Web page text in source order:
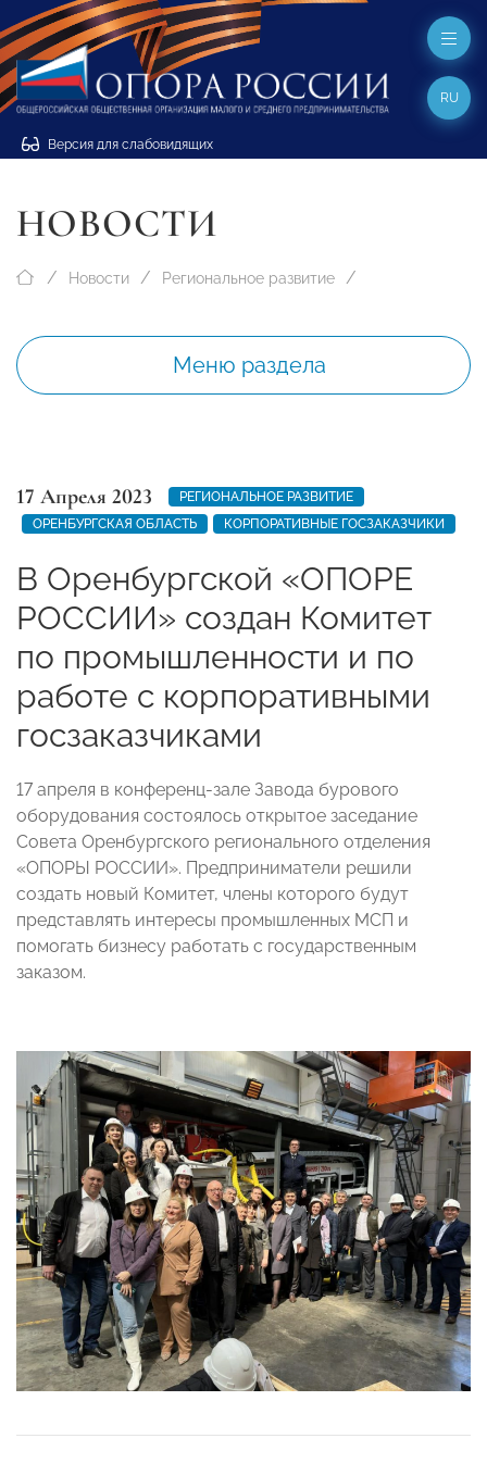
Версия для слабовидящих
RU
НОВОСТИ
Новости Региональное развитие
Меню раздела
17 Апреля 2023
РЕГИОНАЛЬНОЕ РАЗВИТИЕ
ОРЕНБУРГСКАЯ ОБЛАСТЬ
КОРПОРАТИВНЫЕ ГОСЗАКАЗЧИКИ
В Оренбургской «ОПОРЕ
РОССИИ» создан Комитет
по промышленности и по
работе с корпоративными
госзаказчиками
17 апреля в конференц-зале Завода бурового
оборудования состоялось открытое заседание
Совета Оренбургского регионального отделения
«ОПОРЫ РОССИИ». Предприниматели решили
создать новый Комитет, члены которого будут
представлять интересы промышленных МСП и
помогать бизнесу работать с государственным
заказом.